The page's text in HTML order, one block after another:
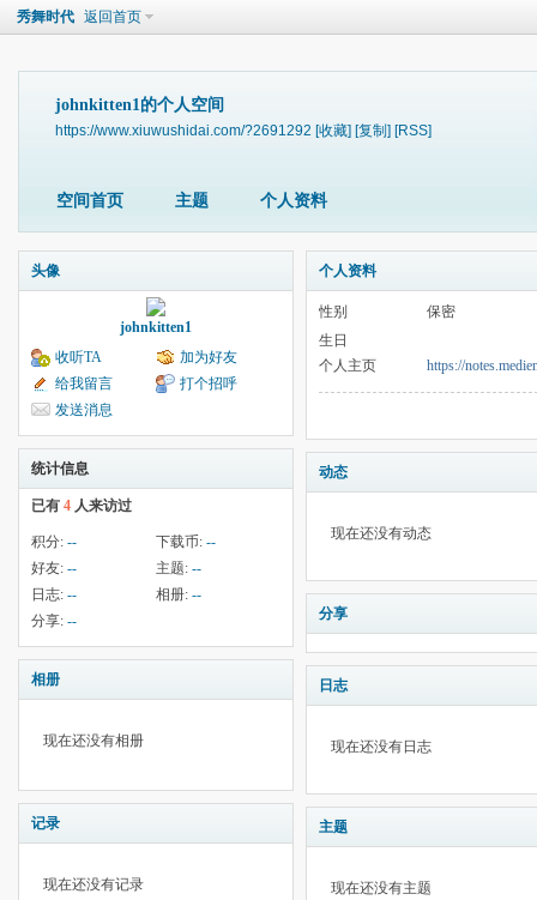
秀舞时代 返回首页
johnkitten1的个人空间
https://www.xiuwushidai.com/?2691292 [收藏] [复制] [RSS]
空间首页 主题 个人资料
头像
johnkitten1
收听TA
加为好友
给我留言
打个招呼
发送消息
统计信息
已有 4 人来访过
积分: -- 下载币: --
好友: -- 主题: --
日志: -- 相册: --
分享: --
相册
现在还没有相册
记录
现在还没有记录
个人资料
性别
保密
生日
个人主页
https://
动态
现在还没有动态
分享
日志
现在还没有日志
主题
现在还没有主题